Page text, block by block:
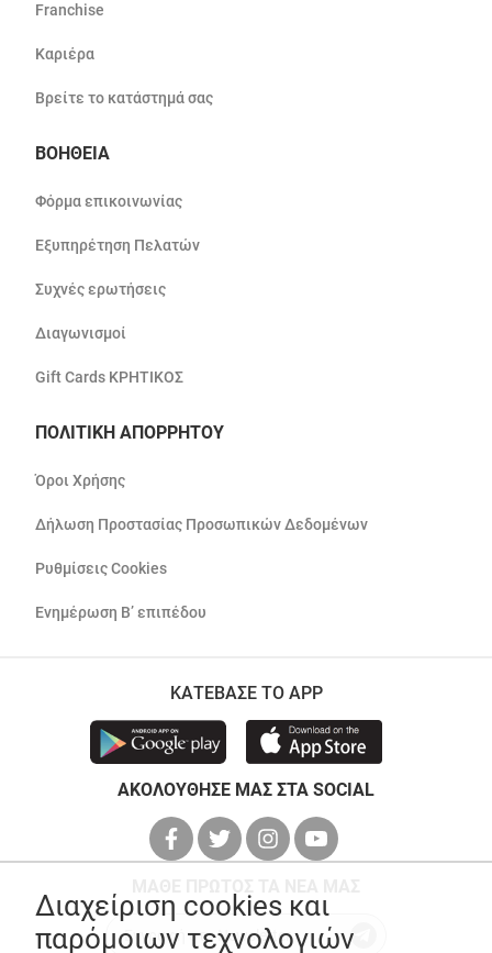
Franchise
Καριέρα
Βρείτε το κατάστημά σας
ΒΟΗΘΕΙΑ
Φόρμα επικοινωνίας
Εξυπηρέτηση Πελατών
Συχνές ερωτήσεις
Διαγωνισμοί
Gift Cards ΚΡΗΤΙΚΟΣ
ΠΟΛΙΤΙΚΗ ΑΠΟΡΡΗΤΟΥ
Όροι Χρήσης
Δήλωση Προστασίας Προσωπικών Δεδομένων
Ρυθμίσεις Cookies
Ενημέρωση Β’ επιπέδου
ΚΑΤΕΒΑΣΕ ΤΟ APP
ΑΚΟΛΟΥΘΗΣΕ ΜΑΣ ΣΤΑ SOCIAL
Διαχείριση cookies και
παρόμοιων τεχνολογιών